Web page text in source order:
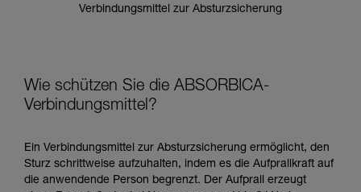
Verbindungsmittel zur Absturzsicherung
Wie schützen Sie die ABSORBICA-
Verbindungsmittel?
Ein Verbindungsmittel zur Absturzsicherung ermöglicht, den
Sturz schrittweise aufzuhalten, indem es die Aufprallkraft auf
die anwendende Person begrenzt. Der Aufprall erzeugt